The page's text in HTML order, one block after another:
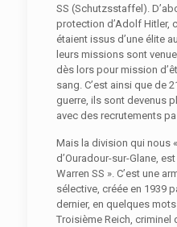
SS (Schutzsstaffel).
protection d’Adolf Hitler,
étaient issus d’une élite
leurs missions sont
dès lors pour mission
sang. C’est ainsi que de
guerre, ils sont devenus
avec des recrutements
Mais la division qui nous
d’Ouradour-sur-Glane,
Warren SS ». C’est une
sélective, créée en 1939
dernier, en quelques
Troisième Reich, criminel